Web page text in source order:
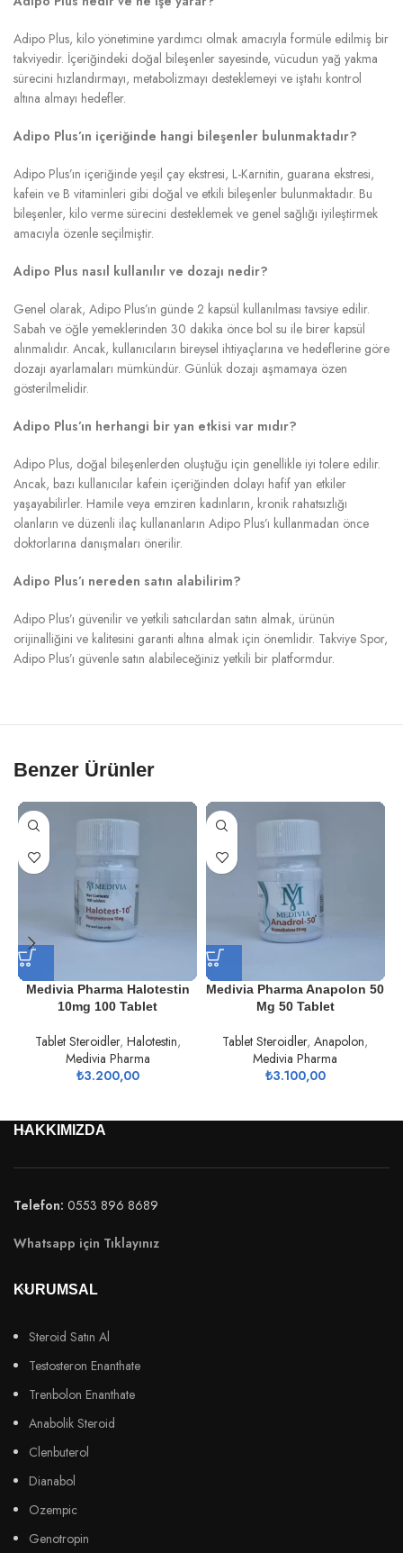
Adipo Plus, kilo yönetimine yardımcı olmak amacıyla formüle edilmiş bir
takviyedir. İçeriğindeki doğal bileşenler sayesinde, vücudun yağ yakma
sürecini hızlandırmayı, metabolizmayı desteklemeyi ve iştahı kontrol
altına almayı hedefler.
Adipo Plus’ın içeriğinde hangi bileşenler bulunmaktadır?
Adipo Plus’ın içeriğinde yeşil çay ekstresi, L-Karnitin, guarana ekstresi,
kafein ve B vitaminleri gibi doğal ve etkili bileşenler bulunmaktadır. Bu
bileşenler, kilo verme sürecini desteklemek ve genel sağlığı iyileştirmek
amacıyla özenle seçilmiştir.
Adipo Plus nasıl kullanılır ve dozajı nedir?
Genel olarak, Adipo Plus’ın günde 2 kapsül kullanılması tavsiye edilir.
Sabah ve öğle yemeklerinden 30 dakika önce bol su ile birer kapsül
alınmalıdır. Ancak, kullanıcıların bireysel ihtiyaçlarına ve hedeflerine göre
dozajı ayarlamaları mümkündür. Günlük dozajı aşmamaya özen
gösterilmelidir.
Adipo Plus’ın herhangi bir yan etkisi var mıdır?
Adipo Plus, doğal bileşenlerden oluştuğu için genellikle iyi tolere edilir.
Ancak, bazı kullanıcılar kafein içeriğinden dolayı hafif yan etkiler
yaşayabilirler. Hamile veya emziren kadınların, kronik rahatsızlığı
olanların ve düzenli ilaç kullananların Adipo Plus’ı kullanmadan önce
doktorlarına danışmaları önerilir.
Adipo Plus’ı nereden satın alabilirim?
Adipo Plus’ı güvenilir ve yetkili satıcılardan satın almak, ürünün
orijinalliğini ve kalitesini garanti altına almak için önemlidir. Takviye Spor,
Adipo Plus’ı güvenle satın alabileceğiniz yetkili bir platformdur.
Benzer Ürünler
Medivia Pharma Halotestin
10mg 100 Tablet
Tablet Steroidler, Halotestin,
Medivia Pharma
₺3.200,00
Medivia Pharma Anapolon 50
Mg 50 Tablet
Tablet Steroidler,Anapolon,
Medivia Pharma
₺3.100,00
HAKKIMIZDA
Telefon: 0553 896 8689
Whatsapp için Tıklayınız
KURUMSAL
Steroid Satın Al
Testosteron Enanthate
Trenbolon Enanthate
Anabolik Steroid
Clenbuterol
Dianabol
Ozempic
Genotropin